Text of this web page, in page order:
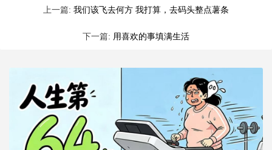
上一篇: 我们该飞去何方 我打算，去码头整点薯条
下一篇: 用喜欢的事填满生活